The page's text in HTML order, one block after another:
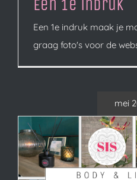
Een 1e indruk
Een 1e indruk maak je
graag foto's voor de
mei